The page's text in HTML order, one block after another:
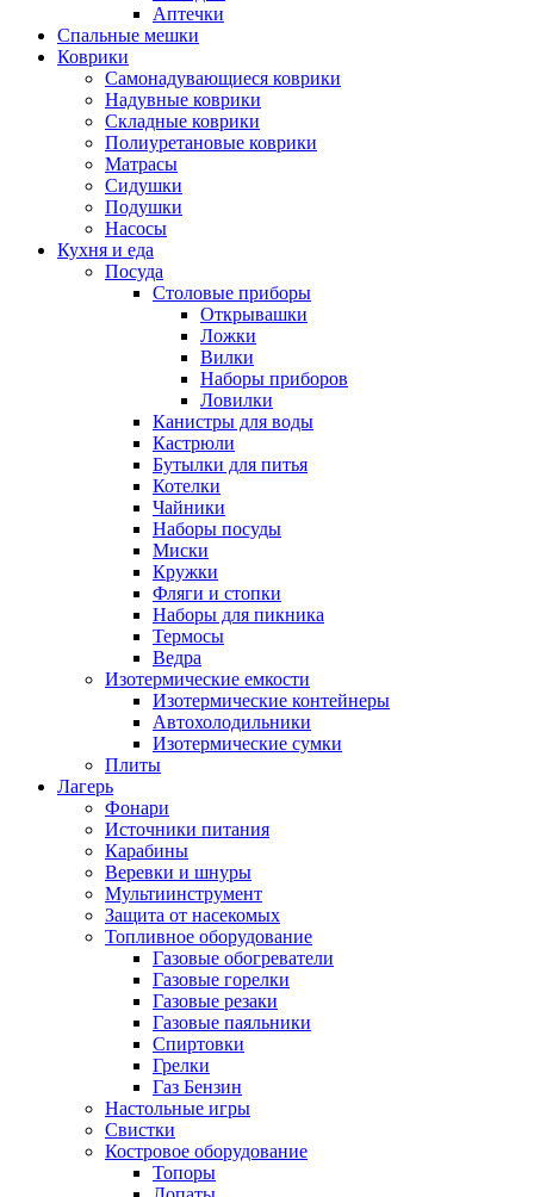
Аптечки
Спальные мешки
Коврики
Самонадувающиеся коврики
Надувные коврики
Складные коврики
Полиуретановые коврики
Матрасы
Сидушки
Подушки
Насосы
Кухня и еда
Посуда
Столовые приборы
Открывашки
Ложки
Вилки
Наборы приборов
Ловилки
Канистры для воды
Кастрюли
Бутылки для питья
Котелки
Чайники
Наборы посуды
Миски
Кружки
Фляги и стопки
Наборы для пикника
Термосы
Ведра
Изотермические емкости
Изотермические контейнеры
Автохолодильники
Изотермические сумки
Плиты
Лагерь
Фонари
Источники питания
Карабины
Веревки и шнуры
Мультиинструмент
Защита от насекомых
Топливное оборудование
Газовые обогреватели
Газовые горелки
Газовые резаки
Газовые паяльники
Спиртовки
Грелки
Газ Бензин
Настольные игры
Свистки
Костровое оборудование
Топоры